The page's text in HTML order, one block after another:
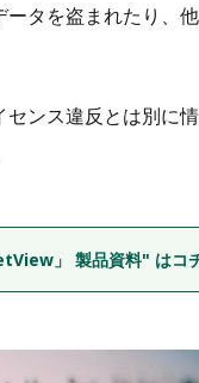
タを盗まれたり、
ンス違反とは別に
」 製品資料" はコ